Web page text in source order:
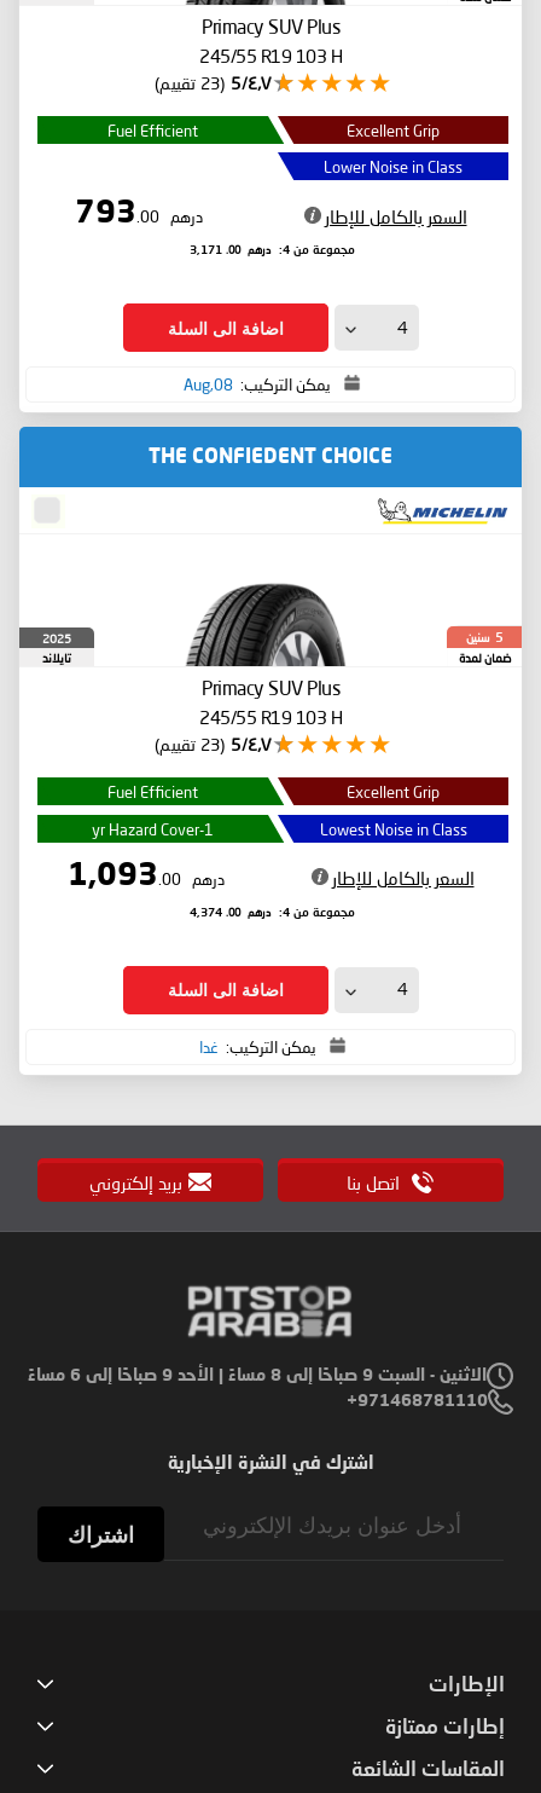
Primacy SUV Plus
245/55 R19 103 H
٤٫٧/5 (23 تقييم)
Excellent Grip
Fuel Efficient
Lower Noise in Class
السعر بالكامل للإطار درهم 793
.00
مجموعة من 4: درهم 3,171
.00
اضافة الى السلة
يمكن التركيب: 08,Aug
THE CONFIEDENT CHOICE
5 سنين
ضمان لمدة
2025
تايلاند
Primacy SUV Plus
245/55 R19 103 H
٤٫٧/5 (23 تقييم)
Excellent Grip
Fuel Efficient
Lowest Noise in Class
1-yr Hazard Cover
السعر بالكامل للإطار درهم 1,093
.00
مجموعة من 4: درهم 4,374
.00
اضافة الى السلة
يمكن التركيب: غدا
اتصل بنا بريد إلكتروني
الاثنين - السبت 9 صباحًا إلى 8 مساءً | الأحد 9 صباحًا إلى 6 مساءً
971468781110+
اشترك في النشرة الإخبارية
اشتراك
الإطارات
إطارات ممتازة
المقاسات الشائعة